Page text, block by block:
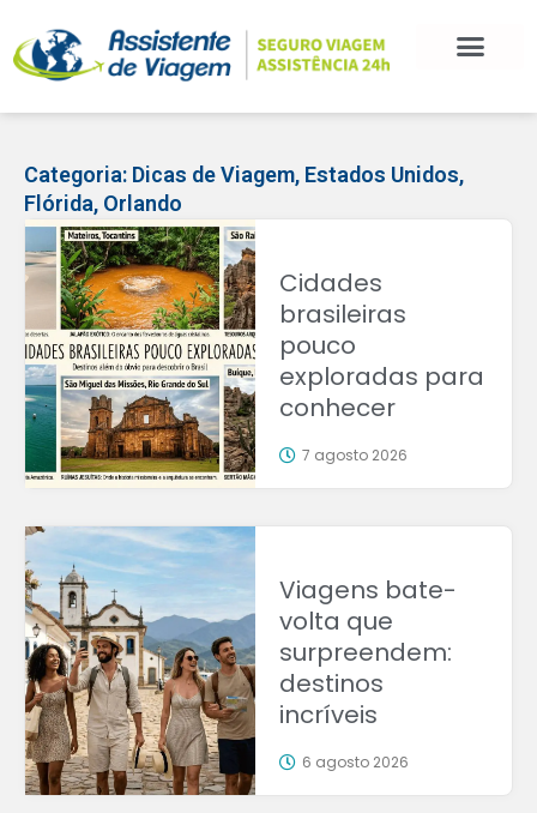
Categoria: Dicas de Viagem, Estados Unidos,
Flórida, Orlando
Cidades
brasileiras
pouco
exploradas para
conhecer
7 agosto 2026
Viagens bate-
volta que
surpreendem:
destinos
incríveis
6 agosto 2026